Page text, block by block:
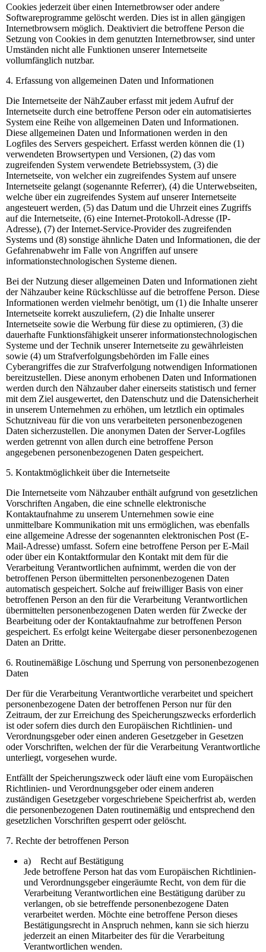
Cookies jederzeit über einen Internetbrowser oder andere
Softwareprogramme gelöscht werden. Dies ist in allen gängigen
Internetbrowsern möglich. Deaktiviert die betroffene Person die
Setzung von Cookies in dem genutzten Internetbrowser, sind unter
Umständen nicht alle Funktionen unserer Internetseite
vollumfänglich nutzbar.
4. Erfassung von allgemeinen Daten und Informationen
Die Internetseite der NähZauber erfasst mit jedem Aufruf der
Internetseite durch eine betroffene Person oder ein automatisiertes
System eine Reihe von allgemeinen Daten und Informationen.
Diese allgemeinen Daten und Informationen werden in den
Logfiles des Servers gespeichert. Erfasst werden können die (1)
verwendeten Browsertypen und Versionen, (2) das vom
zugreifenden System verwendete Betriebssystem, (3) die
Internetseite, von welcher ein zugreifendes System auf unsere
Internetseite gelangt (sogenannte Referrer), (4) die Unterwebseiten,
welche über ein zugreifendes System auf unserer Internetseite
angesteuert werden, (5) das Datum und die Uhrzeit eines Zugriffs
auf die Internetseite, (6) eine Internet-Protokoll-Adresse (IP-
Adresse), (7) der Internet-Service-Provider des zugreifenden
Systems und (8) sonstige ähnliche Daten und Informationen, die der
Gefahrenabwehr im Falle von Angriffen auf unsere
informationstechnologischen Systeme dienen.
Bei der Nutzung dieser allgemeinen Daten und Informationen zieht
der Nähzauber keine Rückschlüsse auf die betroffene Person. Diese
Informationen werden vielmehr benötigt, um (1) die Inhalte unserer
Internetseite korrekt auszuliefern, (2) die Inhalte unserer
Internetseite sowie die Werbung für diese zu optimieren, (3) die
dauerhafte Funktionsfähigkeit unserer informationstechnologischen
Systeme und der Technik unserer Internetseite zu gewährleisten
sowie (4) um Strafverfolgungsbehörden im Falle eines
Cyberangriffes die zur Strafverfolgung notwendigen Informationen
bereitzustellen. Diese anonym erhobenen Daten und Informationen
werden durch den Nähzauber daher einerseits statistisch und ferner
mit dem Ziel ausgewertet, den Datenschutz und die Datensicherheit
in unserem Unternehmen zu erhöhen, um letztlich ein optimales
Schutzniveau für die von uns verarbeiteten personenbezogenen
Daten sicherzustellen. Die anonymen Daten der Server-Logfiles
werden getrennt von allen durch eine betroffene Person
angegebenen personenbezogenen Daten gespeichert.
5. Kontaktmöglichkeit über die Internetseite
Die Internetseite vom Nähzauber enthält aufgrund von gesetzlichen
Vorschriften Angaben, die eine schnelle elektronische
Kontaktaufnahme zu unserem Unternehmen sowie eine
unmittelbare Kommunikation mit uns ermöglichen, was ebenfalls
eine allgemeine Adresse der sogenannten elektronischen Post (E-
Mail-Adresse) umfasst. Sofern eine betroffene Person per E-Mail
oder über ein Kontaktformular den Kontakt mit dem für die
Verarbeitung Verantwortlichen aufnimmt, werden die von der
betroffenen Person übermittelten personenbezogenen Daten
automatisch gespeichert. Solche auf freiwilliger Basis von einer
betroffenen Person an den für die Verarbeitung Verantwortlichen
übermittelten personenbezogenen Daten werden für Zwecke der
Bearbeitung oder der Kontaktaufnahme zur betroffenen Person
gespeichert. Es erfolgt keine Weitergabe dieser personenbezogenen
Daten an Dritte.
6. Routinemäßige Löschung und Sperrung von personenbezogenen
Daten
Der für die Verarbeitung Verantwortliche verarbeitet und speichert
personenbezogene Daten der betroffenen Person nur für den
Zeitraum, der zur Erreichung des Speicherungszwecks erforderlich
ist oder sofern dies durch den Europäischen Richtlinien- und
Verordnungsgeber oder einen anderen Gesetzgeber in Gesetzen
oder Vorschriften, welchen der für die Verarbeitung Verantwortliche
unterliegt, vorgesehen wurde.
Entfällt der Speicherungszweck oder läuft eine vom Europäischen
Richtlinien- und Verordnungsgeber oder einem anderen
zuständigen Gesetzgeber vorgeschriebene Speicherfrist ab, werden
die personenbezogenen Daten routinemäßig und entsprechend den
gesetzlichen Vorschriften gesperrt oder gelöscht.
7. Rechte der betroffenen Person
a) Recht auf Bestätigung
Jede betroffene Person hat das vom Europäischen Richtlinien-
und Verordnungsgeber eingeräumte Recht, von dem für die
Verarbeitung Verantwortlichen eine Bestätigung darüber zu
verlangen, ob sie betreffende personenbezogene Daten
verarbeitet werden. Möchte eine betroffene Person dieses
Bestätigungsrecht in Anspruch nehmen, kann sie sich hierzu
jederzeit an einen Mitarbeiter des für die Verarbeitung
Verantwortlichen wenden.